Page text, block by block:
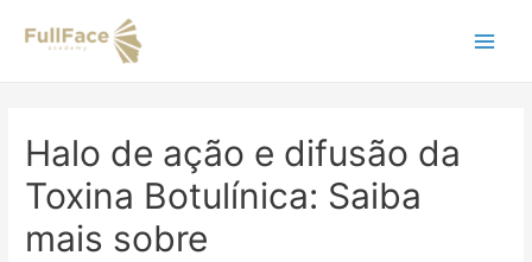
para
Halo de ação e difusão da
Toxina Botulínica: Saiba
mais sobre
de